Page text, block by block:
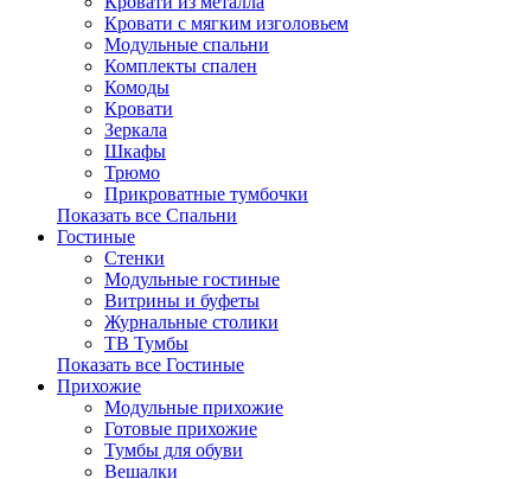
Кровати с мягким изголовьем
Модульные спальни
Комплекты спален
Комоды
Кровати
Зеркала
Шкафы
Трюмо
Прикроватные тумбочки
Показать все Спальни
Гостиные
Стенки
Модульные гостиные
Витрины и буфеты
Журнальные столики
ТВ Тумбы
Показать все Гостиные
Прихожие
Модульные прихожие
Готовые прихожие
Тумбы для обуви
Вешалки